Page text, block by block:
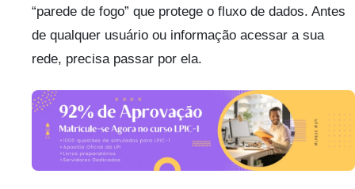
“parede de fogo” que protege o fluxo de dados. Antes
de qualquer usuário ou informação acessar a sua
rede, precisa passar por ela.